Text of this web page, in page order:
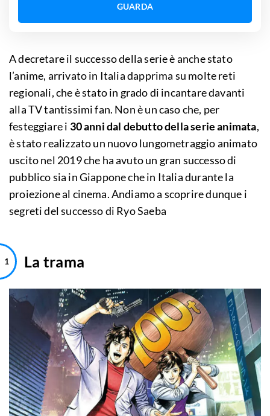
GUARDA
A decretare il successo della serie è anche stato
l’anime, arrivato in Italia dapprima su molte reti
regionali, che è stato in grado di incantare davanti
alla TV tantissimi fan. Non è un caso che, per
festeggiare i 30 anni dal debutto della serie animata,
è stato realizzato un nuovo lungometraggio animato
uscito nel 2019 che ha avuto un gran successo di
pubblico sia in Giappone che in Italia durante la
proiezione al cinema. Andiamo a scoprire dunque i
segreti del successo di Ryo Saeba
La trama